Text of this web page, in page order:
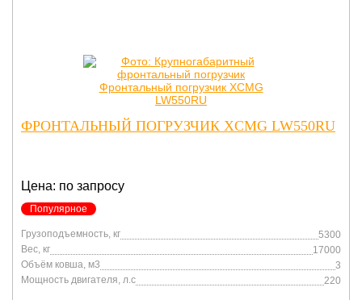
ФРОНТАЛЬНЫЙ ПОГРУЗЧИК XCMG LW550RU
Цена: по запросу
Популярное
Грузоподъемность, кг
5300
Вес, кг
17000
Объём ковша, м3
3
Мощность двигателя, л.с
220